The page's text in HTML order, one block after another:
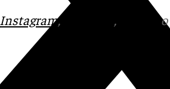
Instagram, , Tik Toko